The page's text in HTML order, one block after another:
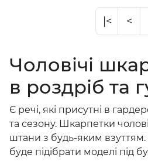
|< <
Чоловічі
в роздріб та
Є речі, які присутні в
та сезону. Шкарпетки
штани з будь-яким
буде підібрати моделі під